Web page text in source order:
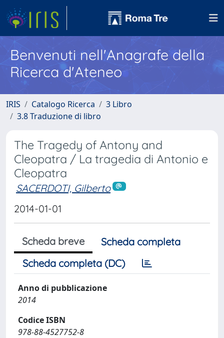
Benvenuti nell'Anagrafe della
Ricerca d'Ateneo
IRIS Catalogo Ricerca
3 Libro
3.8 Traduzione di libro
The Tragedy of Antony and
Cleopatra / La tragedia di Antonio e
Cleopatra
SACERDOTI, Gilberto
2014-01-01
Scheda breve
Scheda completa
Scheda completa (DC)
Anno di pubblicazione
2014
Codice ISBN
978-88-4527752-8